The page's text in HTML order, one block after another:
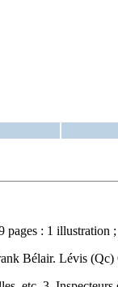
: 1 illustration ;
Bélair. Lévis